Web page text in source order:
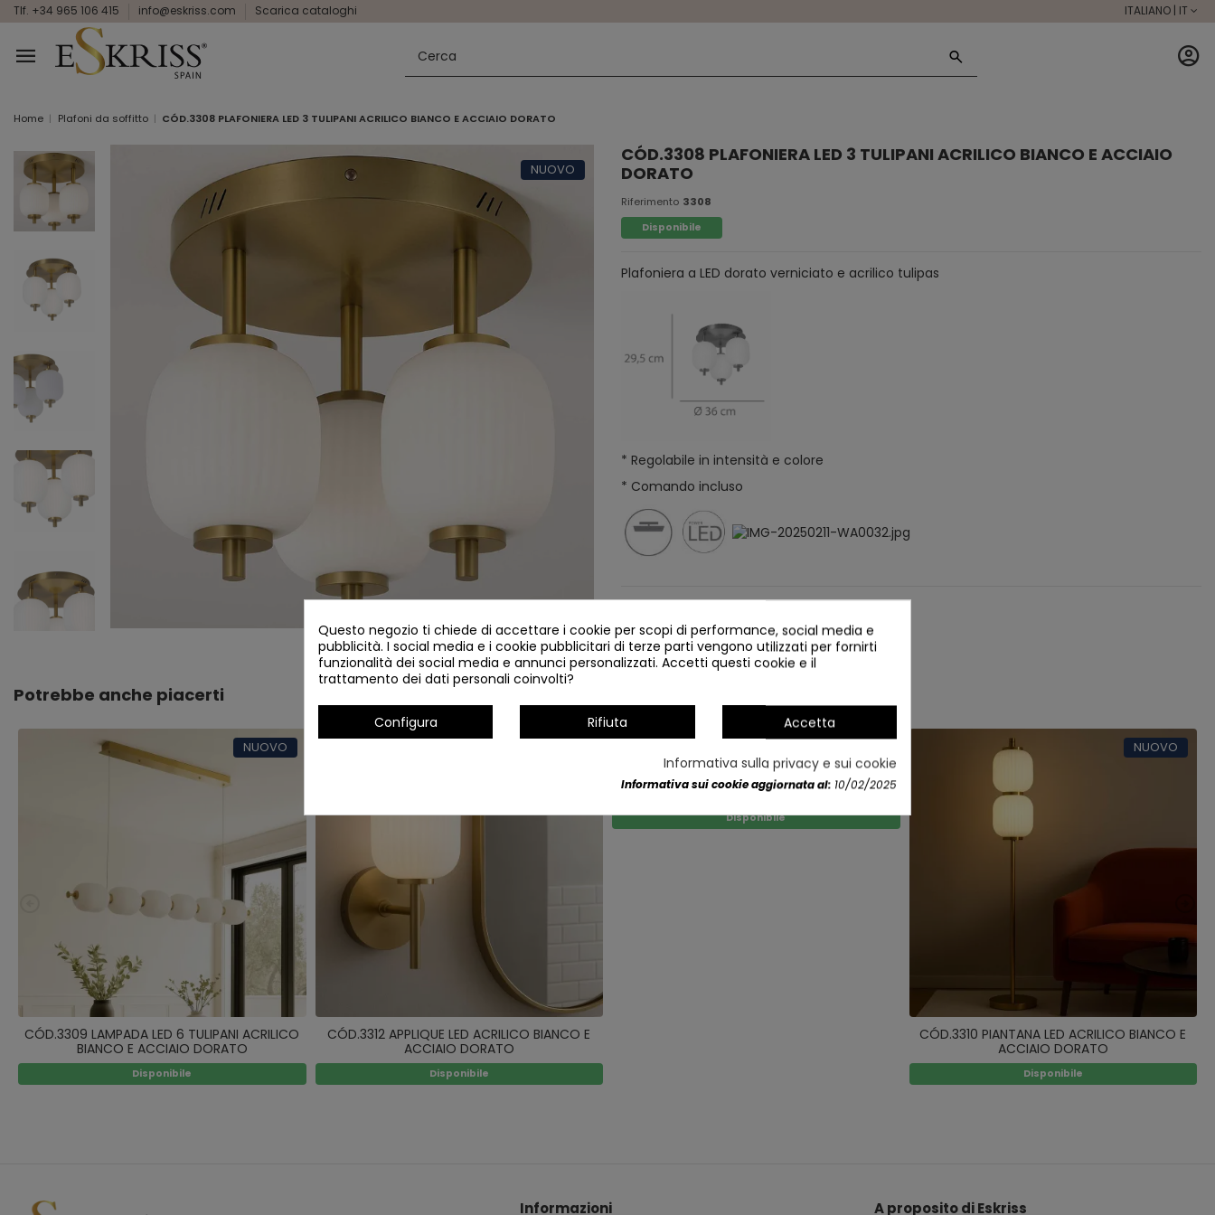
Tlf. +34 965 106 415 info@eskriss.com Scarica cataloghi ITALIANO | IT
Home Plafoni da soffitto CÓD.3308 PLAFONIERA LED 3 TULIPANI ACRILICO BIANCO E ACCIAIO DORATO
NUOVO
CÓD.3308 PLAFONIERA LED 3 TULIPANI ACRILICO BIANCO E ACCIAIO
DORATO
Riferimento 3308
Disponibile
Plafoniera a LED dorato verniciato e acrilico tulipas
* Regolabile in intensità e colore
* Comando incluso
Potrebbe anche piacerti
NUOVO
CÓD.3309 LAMPADA LED 6 TULIPANI ACRILICO
BIANCO E ACCIAIO DORATO
Disponibile
CÓD.3312 APPLIQUE LED ACRILICO BIANCO E
ACCIAIO DORATO
Disponibile
CÓD.3311 LAMPADA DA TAVOLO LED ACRILICO
BIANCO E ACCIAIO DORATO
Disponibile
NUOVO
CÓD.3310 PIANTANA LED ACRILICO BIANCO E
ACCIAIO DORATO
Disponibile
Informazioni A proposito di Eskriss
Questo negozio ti chiede di accettare i cookie per scopi di performance, social media e
pubblicità. I social media e i cookie pubblicitari di terze parti vengono utilizzati per fornirti
funzionalità dei social media e annunci personalizzati. Accetti questi cookie e il
trattamento dei dati personali coinvolti?
Configura Rifiuta Accetta
Informativa sulla privacy e sui cookie
Informativa sui cookie aggiornata al: 10/02/2025